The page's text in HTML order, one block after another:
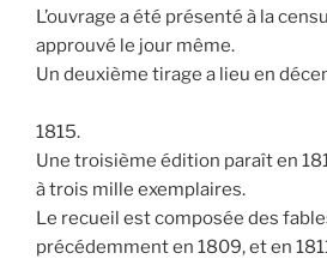
L’ouvrage a été présenté à la
approuvé le jour même.
Un deuxième tirage a lieu en
1815.
Une troisième édition paraît en
à trois mille exemplaires.
Le recueil est composée des
précédemment en 1809, et en